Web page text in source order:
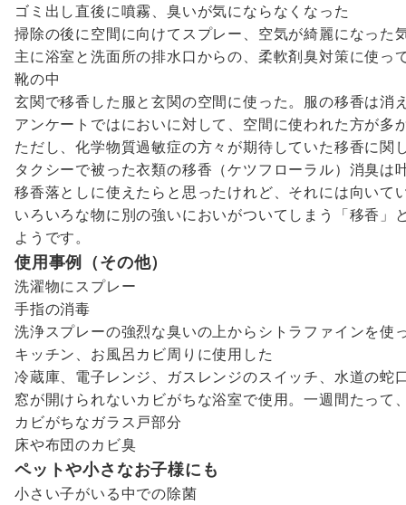
ゴミ出し直後に噴霧、臭いが気にならなくなった
掃除の後に空間に向けてスプレー、空気が綺麗になった
主に浴室と洗面所の排水口からの、柔軟剤臭対策に使
靴の中
玄関で移香した服と玄関の空間に使った。服の移香は消
アンケートではにおいに対して、空間に使われた方が
ただし、化学物質過敏症の方々が期待していた移香に関
タクシーで被った衣類の移香（ケツフローラル）消臭は
移香落としに使えたらと思ったけれど、それには向いて
いろいろな物に別の強いにおいがついてしまう「移香
ようです。
使用事例（その他）
洗濯物にスプレー
手指の消毒
洗浄スプレーの強烈な臭いの上からシトラファインを使
キッチン、お風呂カビ周りに使用した
冷蔵庫、電子レンジ、ガスレンジのスイッチ、水道の
窓が開けられないカビがちな浴室で使用。一週間たっ
カビがちなガラス戸部分
床や布団のカビ臭
ペットや小さなお子様にも
小さい子がいる中での除菌